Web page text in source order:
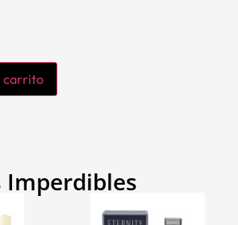
carrito
Imperdibles